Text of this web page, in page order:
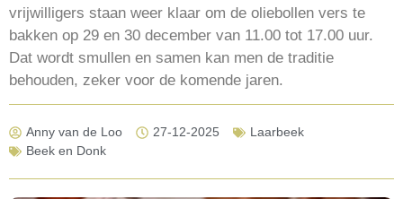
vrijwilligers staan weer klaar om de oliebollen vers te
bakken op 29 en 30 december van 11.00 tot 17.00 uur.
Dat wordt smullen en samen kan men de traditie
behouden, zeker voor de komende jaren.
Anny van de Loo 27-12-2025
Laarbeek
Beek en Donk